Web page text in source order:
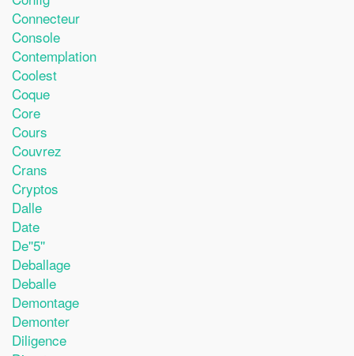
Connecteur
Console
Contemplation
Coolest
Coque
Core
Cours
Couvrez
Crans
Cryptos
Dalle
Date
De''5''
Deballage
Deballe
Demontage
Demonter
Diligence